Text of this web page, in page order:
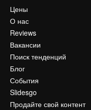
Цены
О нас
Reviews
Вакансии
Поиск тенденций
Блог
События
Slidesgo
Продайте свой контент